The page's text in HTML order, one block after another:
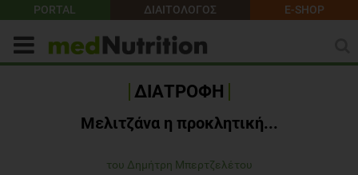
PORTAL ΔΙΑΙΤΟΛΟΓΟΣ E-SHOP
ΔΙΑΤΡΟΦΗ
Μελιτζάνα η προκλητική...
του Δημήτρη Μπερτζελέτου